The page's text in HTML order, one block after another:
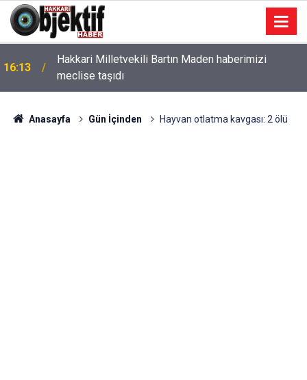
16:13
Hakkari Milletvekili Bartın Maden haberimizi
meclise taşıdı
Anasayfa Gün İçinden Hayvan otlatma kavgası: 2 ölü